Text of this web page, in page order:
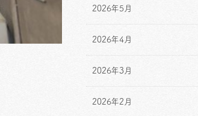
2026年5月
2026年4月
2026年3月
2026年2月